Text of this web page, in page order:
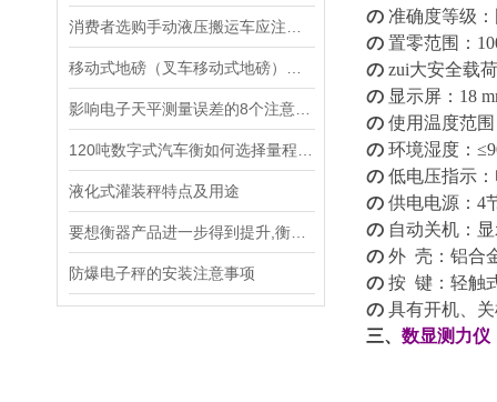
液化式灌装秤特点及用途
防爆电子秤的安装注意事项
の 准确度等级 ：
の 置零范围 ： 1
の zui大安全载荷
の 显示屏 ： 18
の 使用温度范围
の 环境湿度 ： ≤
の 低电压指示 ：
の 供电电源 ： 4
の 自动关机 ：
の 外 壳 ： 铝合
の 按 键 ： 轻触
の 具有开机、
三、 数显测力仪